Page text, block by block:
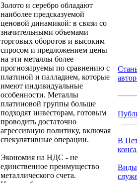
Золото и серебро обладают
наиболее предсказуемой
ценовой динамикой: в связи со
значительными объемами
торговых оборотов и высоким
спросом и предложением цены
на эти металлы более
прогнозируемы по сравнению с
платиной и палладием, которые
имеют индивидуальные
особенности. Металлы
платиновой группы больше
подходят инвесторам, готовым
проводить достаточно
агрессивную политику, включая
спекулятивные операции.
Экономия на НДС - не
единственное преимущество
металлического счета.
В
Виды